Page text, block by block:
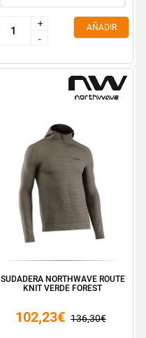
+
-
+
-
AÑADIR
SUDADERA NORTHWAVE ROUTE
KNIT VERDE FOREST
102,23€ 136,30€